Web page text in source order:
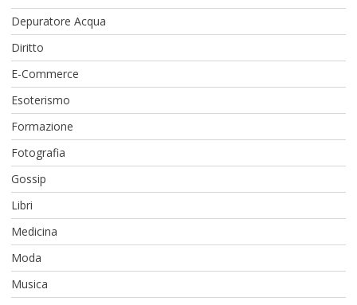
Depuratore Acqua
Diritto
E-Commerce
Esoterismo
Formazione
Fotografia
Gossip
Libri
Medicina
Moda
Musica